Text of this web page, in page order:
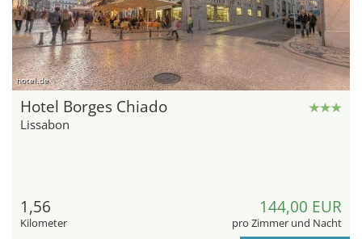
hotel.de
Hotel Borges Chiado
Lissabon
1,56
Kilometer
144,00 EUR
pro Zimmer und Nacht